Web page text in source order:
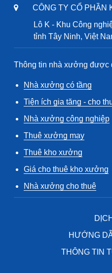
CÔNG TY CỔ PHẦN
Lô K - Khu Công
tỉnh Tây Ninh, Việt
Thông tin nhà xưởng được
Nhà xưởng có tầng
Tiện ích gia tăng - cho
Nhà xưởng công nghiệp
Thuê xưởng may
Thuê kho xưởng
Giá cho thuê kho xưởng
Nhà xưởng cho thuê
HƯỚNG
THÔNG TIN